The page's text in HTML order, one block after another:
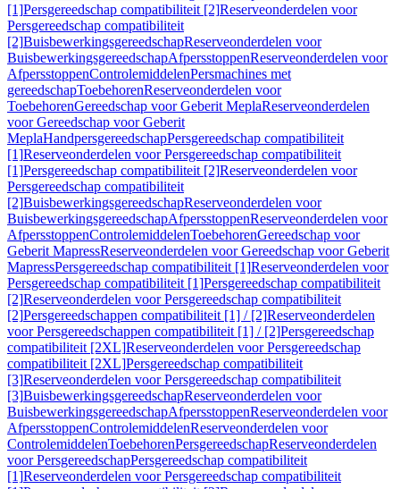
[1]Persgereedschap compatibiliteit [2]Reserveonderdelen voor
Persgereedschap compatibiliteit
[2]BuisbewerkingsgereedschapReserveonderdelen voor
BuisbewerkingsgereedschapAfpersstoppenReserveonderdelen voor
AfpersstoppenControlemiddelenPersmachines met
gereedschapToebehorenReserveonderdelen voor
ToebehorenGereedschap voor Geberit MeplaReserveonderdelen
voor Gereedschap voor Geberit
MeplaHandpersgereedschapPersgereedschap compatibiliteit
[1]Reserveonderdelen voor Persgereedschap compatibiliteit
[1]Persgereedschap compatibiliteit [2]Reserveonderdelen voor
Persgereedschap compatibiliteit
[2]BuisbewerkingsgereedschapReserveonderdelen voor
BuisbewerkingsgereedschapAfpersstoppenReserveonderdelen voor
AfpersstoppenControlemiddelenToebehorenGereedschap voor
Geberit MapressReserveonderdelen voor Gereedschap voor Geberit
MapressPersgereedschap compatibiliteit [1]Reserveonderdelen voor
Persgereedschap compatibiliteit [1]Persgereedschap compatibiliteit
[2]Reserveonderdelen voor Persgereedschap compatibiliteit
[2]Persgereedschappen compatibiliteit [1] / [2]Reserveonderdelen
voor Persgereedschappen compatibiliteit [1] / [2]Persgereedschap
compatibiliteit [2XL]Reserveonderdelen voor Persgereedschap
compatibiliteit [2XL]Persgereedschap compatibiliteit
[3]Reserveonderdelen voor Persgereedschap compatibiliteit
[3]BuisbewerkingsgereedschapReserveonderdelen voor
BuisbewerkingsgereedschapAfpersstoppenReserveonderdelen voor
AfpersstoppenControlemiddelenReserveonderdelen voor
ControlemiddelenToebehorenPersgereedschapReserveonderdelen
voor PersgereedschapPersgereedschap compatibiliteit
[1]Reserveonderdelen voor Persgereedschap compatibiliteit